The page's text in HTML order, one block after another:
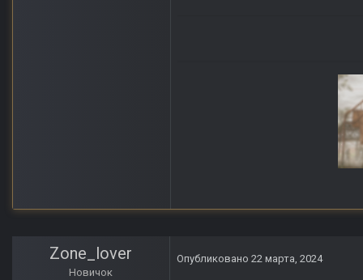
Zone_lover
Новичок
Опубликовано 22 марта, 2024